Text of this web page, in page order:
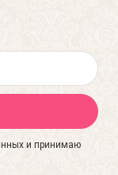
и принимаю